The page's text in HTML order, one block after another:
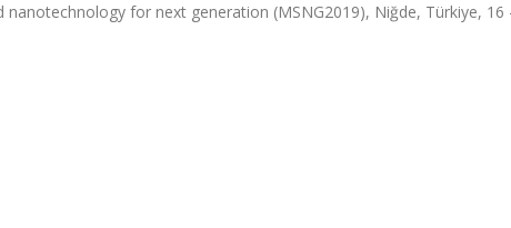
for next generation (MSNG2019), Niğde, Türkiye, 16